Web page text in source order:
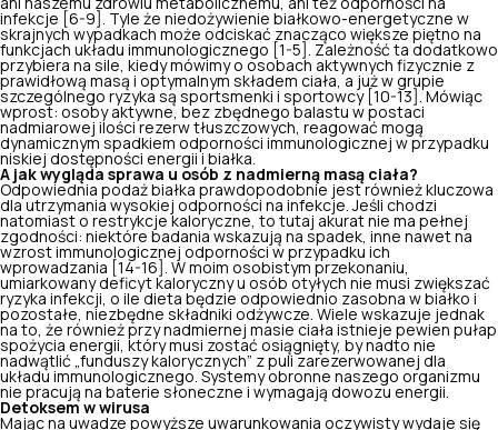
ani naszemu zdrowiu metabolicznemu
, ani też odporności na
infekcje [6-9]. Tyle że niedożywienie białkowo-energetyczne w
skrajnych wypadkach może odciskać znacząco większe piętno na
funkcjach układu immunologicznego [1-5]. Zależność ta dodatkowo
przybiera na sile, kiedy mówimy o osobach aktywnych fizycznie z
prawidłową masą i optymalnym składem ciała, a już w grupie
szczególnego ryzyka są sportsmenki i sportowcy [10-13]. Mówiąc
wprost: osoby aktywne, bez zbędnego balastu w postaci
nadmiarowej ilości rezerw tłuszczowych, reagować mogą
dynamicznym spadkiem odporności immunologicznej w przypadku
niskiej dostępności energii i białka.
A jak wygląda sprawa u osób z nadmierną masą ciała?
Odpowiednia podaż białka prawdopodobnie jest również kluczowa
dla utrzymania wysokiej odporności na infekcje. Jeśli chodzi
natomiast o restrykcje kaloryczne, to tutaj akurat nie ma pełnej
zgodności: niektóre badania wskazują na spadek, inne nawet na
wzrost immunologicznej odporności w przypadku ich
wprowadzania [14-16]. W moim osobistym przekonaniu,
umiarkowany deficyt kalorycznyu osób otyłych nie musi zwiększać
ryzyka infekcji, o ile dieta będzie odpowiednio zasobna w białko i
pozostałe, niezbędne składniki odżywcze. Wiele wskazuje jednak
na to, że również przy nadmiernej masie ciała istnieje pewien pułap
spożycia energii, który musi zostać osiągnięty, by nadto nie
nadwątlić „funduszy kalorycznych” z puli zarezerwowanej dla
układu immunologicznego. Systemy obronne naszego organizmu
nie pracują na baterie słoneczne i wymagają dowozu energii.
Detoksem w wirusa
Mając na uwadze powyższe uwarunkowania oczywisty wydaje się